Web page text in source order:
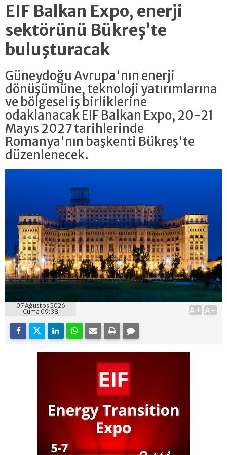
EIF Balkan Expo, enerji
sektörünü Bükreş’te
buluşturacak
Güneydoğu Avrupa'nın enerji
dönüşümüne, teknoloji yatırımlarına
ve bölgesel iş birliklerine
odaklanacak EIF Balkan Expo, 20-21
Mayıs 2027 tarihlerinde
Romanya'nın başkenti Bükreş'te
düzenlenecek.
07 Ağustos 2026
Cuma 09:38
A+ A-